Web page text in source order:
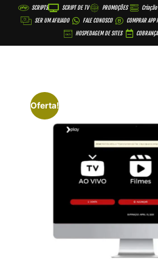
SCRIPTS SCRIPT DE TV PROMOÇÕES
SER UM AFILIADO
FALE CONOSCO COMPRAR APP
HOSPEDAGEM DE SITES
Oferta!